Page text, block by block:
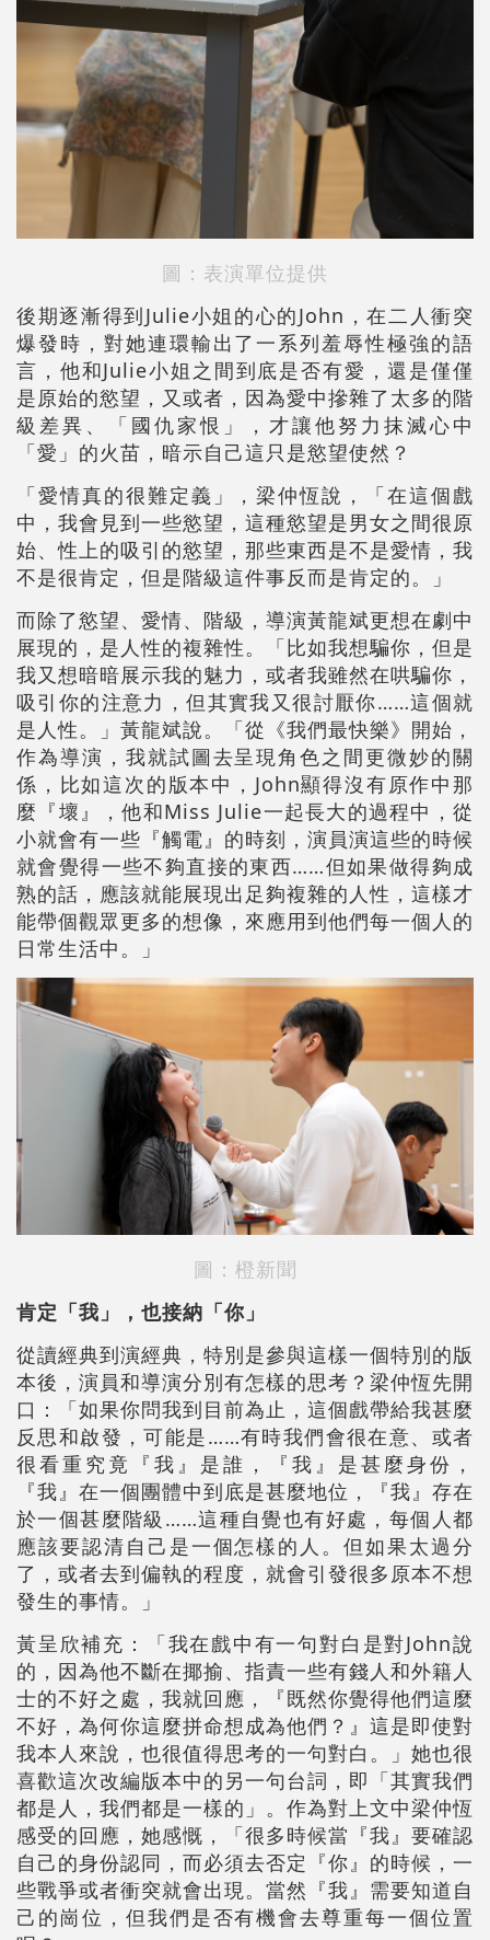
圖：表演單位提供
後期逐漸得到Julie小姐的心的John，在二人衝突
爆發時，對她連環輸出了一系列羞辱性極強的語
言，他和Julie小姐之間到底是否有愛，還是僅僅
是原始的慾望，又或者，因為愛中摻雜了太多的階
級差異、「國仇家恨」，才讓他努力抹滅心中
「愛」的火苗，暗示自己這只是慾望使然？
「愛情真的很難定義」，梁仲恆說，「在這個戲
中，我會見到一些慾望，這種慾望是男女之間很原
始、性上的吸引的慾望，那些東西是不是愛情，我
不是很肯定，但是階級這件事反而是肯定的。」
而除了慾望、愛情、階級，導演黃龍斌更想在劇中
展現的，是人性的複雜性。「比如我想騙你，但是
我又想暗暗展示我的魅力，或者我雖然在哄騙你，
吸引你的注意力，但其實我又很討厭你……這個就
是人性。」黃龍斌說。「從《我們最快樂》開始，
作為導演，我就試圖去呈現角色之間更微妙的關
係，比如這次的版本中，John顯得沒有原作中那
麼『壞』，他和Miss Julie一起長大的過程中，從
小就會有一些『觸電』的時刻，演員演這些的時候
就會覺得一些不夠直接的東西……但如果做得夠成
熟的話，應該就能展現出足夠複雜的人性，這樣才
能帶個觀眾更多的想像，來應用到他們每一個人的
日常生活中。」
圖：橙新聞
肯定「我」，也接納「你」
從讀經典到演經典，特別是參與這樣一個特別的版
本後，演員和導演分別有怎樣的思考？梁仲恆先開
口：「如果你問我到目前為止，這個戲帶給我甚麼
反思和啟發，可能是……有時我們會很在意、或者
很看重究竟『我』是誰，『我』是甚麼身份，
『我』在一個團體中到底是甚麼地位，『我』存在
於一個甚麼階級……這種自覺也有好處，每個人都
應該要認清自己是一個怎樣的人。但如果太過分
了，或者去到偏執的程度，就會引發很多原本不想
發生的事情。」
黃呈欣補充：「我在戲中有一句對白是對John說
的，因為他不斷在揶揄、指責一些有錢人和外籍人
士的不好之處，我就回應，『既然你覺得他們這麼
不好，為何你這麼拼命想成為他們？』這是即使對
我本人來說，也很值得思考的一句對白。」她也很
喜歡這次改編版本中的另一句台詞，即「其實我們
都是人，我們都是一樣的」。作為對上文中梁仲恆
感受的回應，她感慨，「很多時候當『我』要確認
自己的身份認同，而必須去否定『你』的時候，一
些戰爭或者衝突就會出現。當然『我』需要知道自
己的崗位，但我們是否有機會去尊重每一個位置